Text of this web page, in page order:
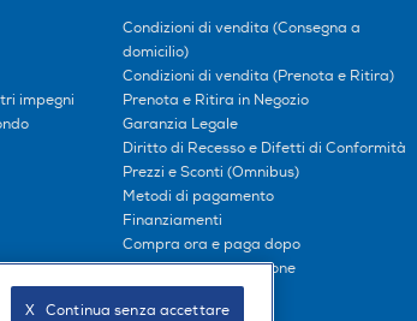
impegni
Condizioni di vendita (Consegna a
domicilio)
Condizioni di vendita (Prenota e Ritira)
Prenota e Ritira in Negozio
Garanzia Legale
Diritto di Recesso e Difetti di Conformità
Prezzi e Sconti (Omnibus)
Metodi di pagamento
Finanziamenti
Compra ora e paga dopo
Consegna e Installazione
X   Continua senza accettare